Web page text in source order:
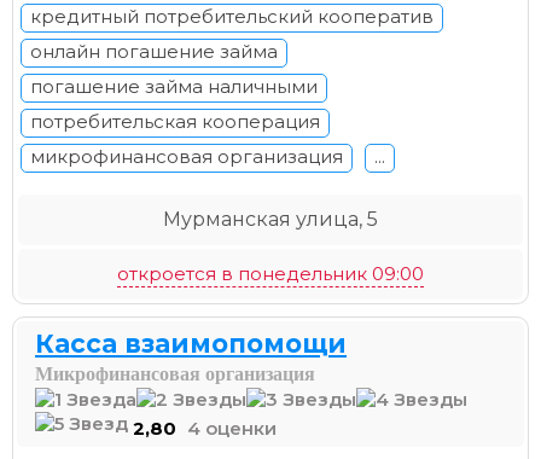
кредитный потребительский кооператив
онлайн погашение займа
погашение займа наличными
потребительская кооперация
микрофинансовая организация
...
Мурманская улица, 5
откроется в понедельник 09:00
Касса взаимопомощи
Микрофинансовая организация
2,80 4 оценки